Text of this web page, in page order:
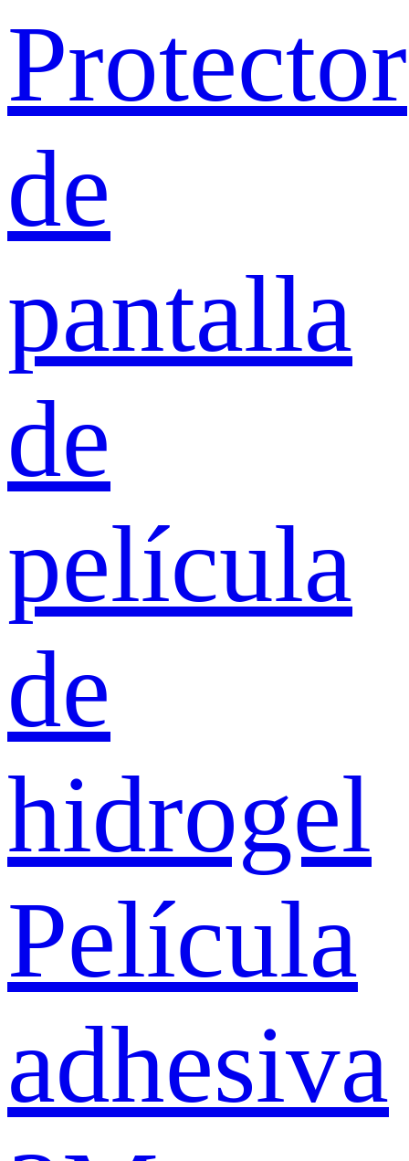
Protector
de
pantalla
de
película
de
hidrogel
Película
adhesiva